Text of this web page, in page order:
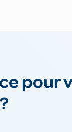
pour